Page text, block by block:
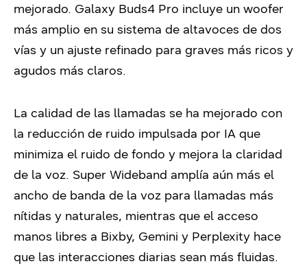
mejorado. Galaxy Buds4 Pro incluye un woofer
más amplio en su sistema de altavoces de dos
vías y un ajuste refinado para graves más ricos y
agudos más claros.
La calidad de las llamadas se ha mejorado con
la reducción de ruido impulsada por IA que
minimiza el ruido de fondo y mejora la claridad
de la voz. Super Wideband amplía aún más el
ancho de banda de la voz para llamadas más
nítidas y naturales, mientras que el acceso
manos libres a Bixby, Gemini y Perplexity hace
que las interacciones diarias sean más fluidas.